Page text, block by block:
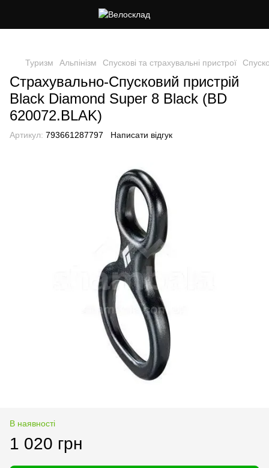
Туризм Альпінізм Спускові та страхувальні пристрої
Страхувально-Спусковий пристрій
Black Diamond Super 8 Black (BD
620072.BLAK)
Артикул: 793661287797 Написати відгук
В наявності
1 020 грн